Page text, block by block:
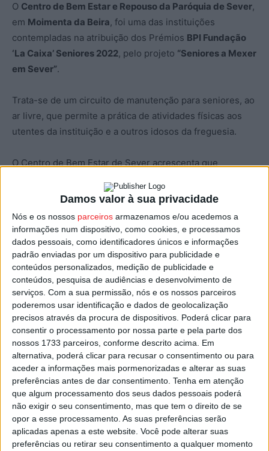
Damos valor à sua privacidade
Nós e os nossos parceiros armazenamos e/ou acedemos a
informações num dispositivo, como cookies, e processamos
dados pessoais, como identificadores únicos e informações
padrão enviadas por um dispositivo para publicidade e
conteúdos personalizados, medição de publicidade e
conteúdos, pesquisa de audiências e desenvolvimento de
serviços. Com a sua permissão, nós e os nossos parceiros
poderemos usar identificação e dados de geolocalização
precisos através da procura de dispositivos. Poderá clicar para
consentir o processamento por nossa parte e pela parte dos
nossos 1733 parceiros, conforme descrito acima. Em
alternativa, poderá clicar para recusar o consentimento ou para
aceder a informações mais pormenorizadas e alterar as suas
preferências antes de dar consentimento. Tenha em atenção
que algum processamento dos seus dados pessoais poderá
não exigir o seu consentimento, mas que tem o direito de se
opor a esse processamento. As suas preferências serão
aplicadas apenas a este website. Você pode alterar suas
preferências ou retirar seu consentimento a qualquer momento
O Centro de Bem Estar e Repouso da Paróquia de Sever,
em Moimenta da Beira, foi uma das instituições
contempladas na atribuição dos Prémios BPI Fundação
‘La Caixa’ Seniores 2022, pelo projeto “Seniores a Mexer
em Sever”.
Trata-se de um circuito de manutenção para seniores, ao
ar livre, que permite a prática de atividades físicas aos
utentes da instituição e a outros idosos da freguesia.
O Centro de Bem Estar de Sever acrescenta que
volta do edifício da instituição e um parque com
responda às necessidades específicas dos praticantes.
A décima edição do Prémio BPI Fundação ‘la Caixa’
Seniores atribuiu 1,3 milhões de euros a 36 projetos por
todo o país, reconhecendo os que apostam em dar
respostas sociais aos problemas da solidão emocional e
social dos mais velhos.
As candidaturas vencedoras receberam em média mais
de 36 mil euros e vão apoiar mais de 5.700 seniores em
situação de vulnerabilidade.
Esta e outras notícias para ouvir na Estação Diária – 96.8
FM ou emwww.968.fm.